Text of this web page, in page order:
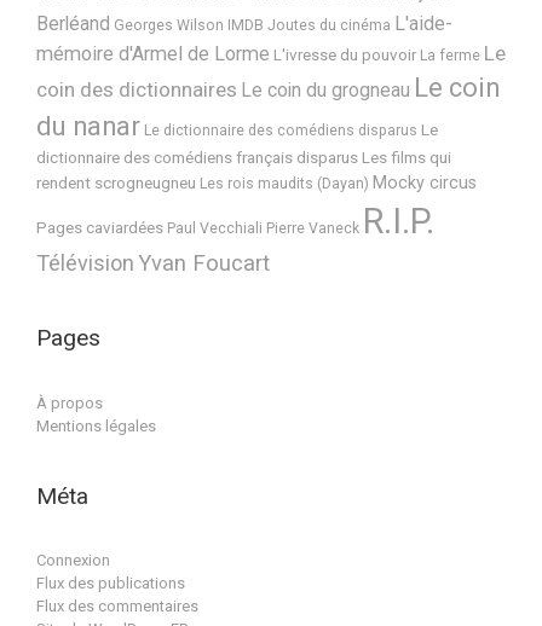
Berléand Georges Wilson IMDB Joutes du cinéma L'aide-
mémoire d'Armel de Lorme L'ivresse du pouvoir La ferme Le
coin des dictionnaires Le coin du grogneau Le coin
du nanar Le dictionnaire des comédiens disparus Le
dictionnaire des comédiens français disparus Les films qui
rendent scrogneugneu Les rois maudits (Dayan) Mocky circus
Pages caviardées Paul Vecchiali Pierre Vaneck R.I.P.
TélévisionYvan Foucart
Pages
À propos
Mentions légales
Méta
Connexion
Flux des publications
Flux des commentaires